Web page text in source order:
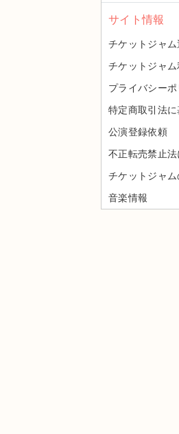
サイト情報
チケットジャ
チケットジャ
プライバシー
特定商取引法
公演登録依頼
不正転売禁止
チケットジャ
音楽情報